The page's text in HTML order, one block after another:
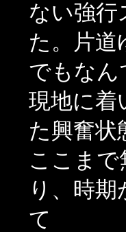
ない強行
た。片道
でもなん
現地に着
た興奮状
ここま
り、時
て